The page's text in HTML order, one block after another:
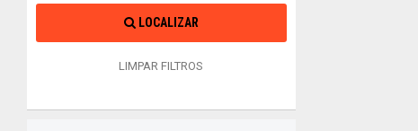
LOCALIZAR
LIMPAR FILTROS